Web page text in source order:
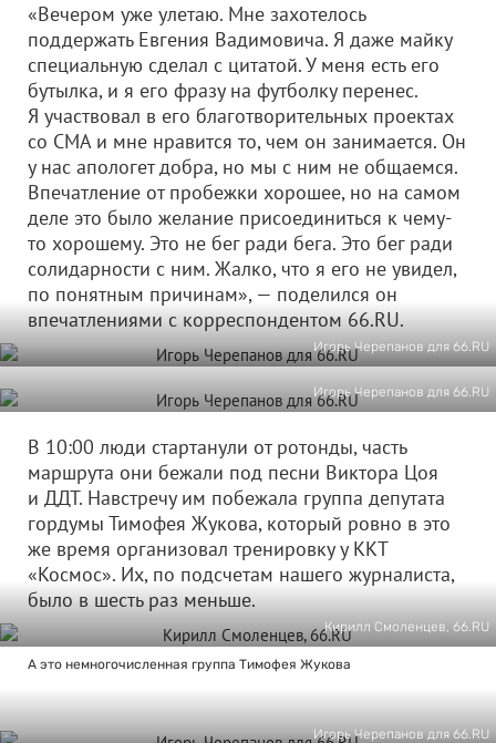
«Вечером уже улетаю. Мне захотелось
поддержать Евгения Вадимовича. Я даже майку
специальную сделал с цитатой. У меня есть его
бутылка, и я его фразу на футболку перенес.
Я участвовал в его благотворительных проектах
со СМА и мне нравится то, чем он занимается. Он
у нас апологет добра, но мы с ним не общаемся.
Впечатление от пробежки хорошее, но на самом
деле это было желание присоединиться к чему-
то хорошему. Это не бег ради бега. Это бег ради
солидарности с ним. Жалко, что я его не увидел,
по понятным причинам», — поделился он
впечатлениями с корреспондентом 66.RU.
Игорь Черепанов для 66.RU
Игорь Черепанов для 66.RU
В 10:00 люди стартанули от ротонды, часть
маршрута они бежали под песни Виктора Цоя
и ДДТ. Навстречу им побежала группа депутата
гордумы Тимофея Жукова, который ровно в это
же время организовал тренировку у ККТ
«Космос». Их, по подсчетам нашего журналиста,
было в шесть раз меньше.
Кирилл Смоленцев, 66.RU
А это немногочисленная группа Тимофея Жукова
Игорь Черепанов для 66.RU